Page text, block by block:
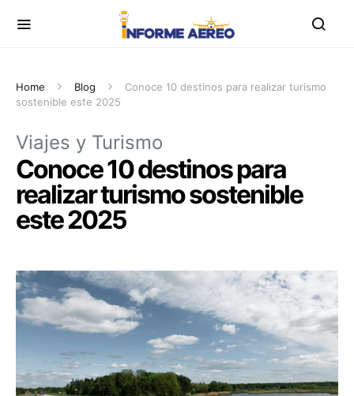
Home Blog
Conoce 10 destinos para realizar turismo
sostenible este 2025
Viajes y Turismo
Conoce 10 destinos para
realizar turismo sostenible
este 2025